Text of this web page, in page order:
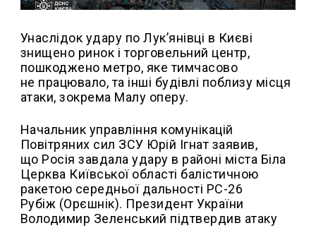
Унаслідок удару по Лук’янівці в Києві
знищено ринок і торговельний центр,
пошкоджено метро, яке тимчасово
не працювало, та інші будівлі поблизу місця
атаки, зокрема Малу оперу.
Начальник управління комунікацій
Повітряних сил ЗСУ Юрій Ігнат заявив,
що Росія завдала удару в районі міста Біла
Церква Київської області балістичною
ракетою середньої дальності РС-26
Рубіж (Орєшнік). Президент України
Володимир Зеленський підтвердив атаку